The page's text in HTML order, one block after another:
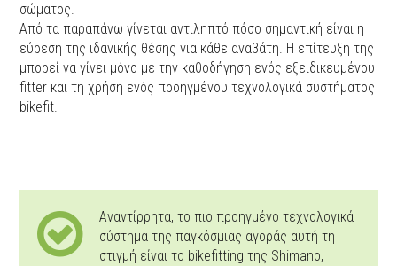
σώματος.
Από τα παραπάνω γίνεται αντιληπτό πόσο σημαντική είναι η
εύρεση της ιδανικής θέσης για κάθε αναβάτη. Η επίτευξη της
μπορεί να γίνει μόνο με την καθοδήγηση ενός εξειδικευμένου
fitter και τη χρήση ενός προηγμένου τεχνολογικά συστήματος
bikefit.
Αναντίρρητα, το πιο προηγμένο τεχνολογικά
σύστημα της παγκόσμιας αγοράς αυτή τη
στιγμή είναι το bikefitting της Shimano,